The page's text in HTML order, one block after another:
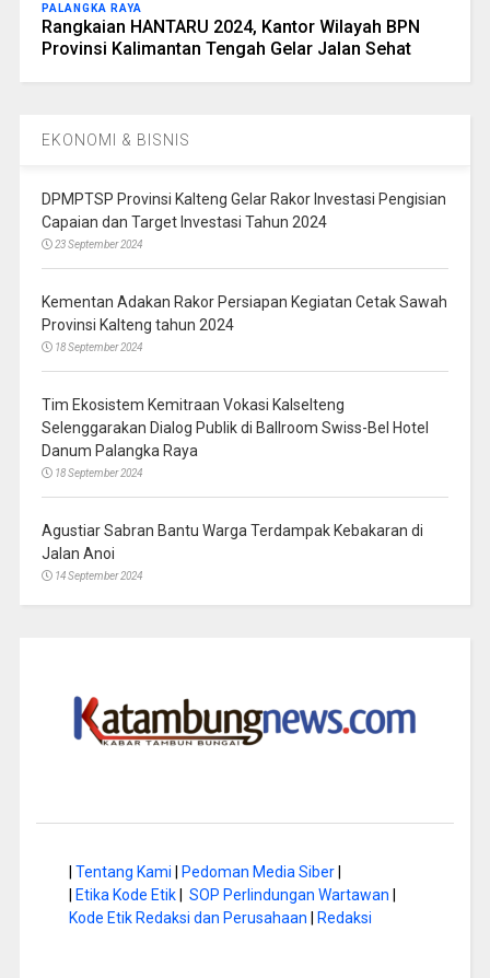
PALANGKA RAYA
Rangkaian HANTARU 2024, Kantor Wilayah BPN
Provinsi Kalimantan Tengah Gelar Jalan Sehat
EKONOMI & BISNIS
DPMPTSP Provinsi Kalteng Gelar Rakor Investasi Pengisian
Capaian dan Target Investasi Tahun 2024
23 September 2024
Kementan Adakan Rakor Persiapan Kegiatan Cetak Sawah
Provinsi Kalteng tahun 2024
18 September 2024
Tim Ekosistem Kemitraan Vokasi Kalselteng
Selenggarakan Dialog Publik di Ballroom Swiss-Bel Hotel
Danum Palangka Raya
18 September 2024
Agustiar Sabran Bantu Warga Terdampak Kebakaran di
Jalan Anoi
14 September 2024
Tentang Kami Pedoman Media Siber|
Etika Kode Etik| SOP Perlindungan Wartawan
Kode Etik Redaksi dan Perusahaan
Redaksi